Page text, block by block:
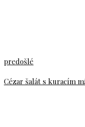
predošlé
Cézar šalát s kuracím